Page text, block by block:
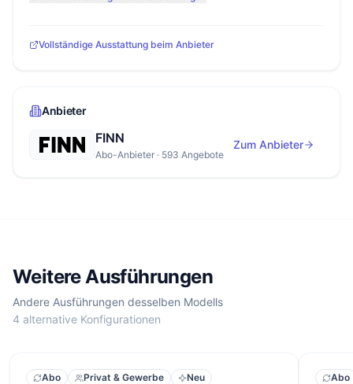
Vollständige Ausstattung beim Anbieter
Anbieter
FINN
Abo-Anbieter · 593 Angebote
Zum Anbieter
Weitere Ausführungen
Andere Ausführungen desselben Modells
4 alternative Konfigurationen
Abo Privat & Gewerbe Neu Abo